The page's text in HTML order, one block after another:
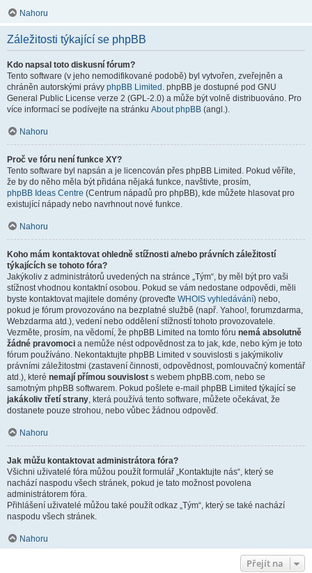
Nahoru
Záležitosti týkající se phpBB
Kdo napsal toto diskusní fórum?
Tento software (v jeho nemodifikované podobě) byl vytvořen, zveřejněn a
chráněn autorskými právy phpBB Limited . phpBB je dostupné pod GNU
General Public License verze 2 (GPL-2.0) a může být volně distribuováno. Pro
více informací se podívejte na stránku About phpBB (angl.).
Nahoru
Proč ve fóru není funkce XY?
Tento software byl napsán a je licencován přes phpBB Limited. Pokud věříte,
že by do něho měla být přidána nějaká funkce, navštivte, prosím,
phpBB Ideas Centre (Centrum nápadů pro phpBB), kde můžete hlasovat pro
existující nápady nebo navrhnout nové funkce.
Nahoru
Koho mám kontaktovat ohledně stížnosti a/nebo právních záležitostí
týkajících se tohoto fóra?
Jakýkoliv z administrátorů uvedených na stránce „Tým“, by měl být pro vaši
stížnost vhodnou kontaktní osobou. Pokud se vám nedostane odpovědi, měli
byste kontaktovat majitele domény (proveďte WHOIS vyhledávání) nebo,
pokud je fórum provozováno na bezplatné službě (např. Yahoo!, forumzdarma,
Webzdarma atd.), vedení nebo oddělení stížností tohoto provozovatele.
Vezměte, prosím, na vědomí, že phpBB Limited na tomto fóru nemá absolutně
žádné pravomoci a nemůže nést odpovědnost za to jak, kde, nebo kým je toto
fórum používáno. Nekontaktujte phpBB Limited v souvislosti s jakýmikoliv
právními záležitostmi (zastavení činnosti, odpovědnost, pomlouvačný komentář
atd.), které nemají přímou souvislost s webem phpBB.com, nebo se
samotným phpBB softwarem. Pokud pošlete e-mail phpBB Limited týkající se
jakákoliv třetí strany, která používá tento software, můžete očekávat, že
dostanete pouze strohou, nebo vůbec žádnou odpověď.
Nahoru
Jak můžu kontaktovat administrátora fóra?
Všichni uživatelé fóra můžou použít formulář „Kontaktujte nás“, který se
nachází naspodu všech stránek, pokud je tato možnost povolena
administrátorem fóra.
Přihlášení uživatelé můžou také použít odkaz „Tým“, který se také nachází
naspodu všech stránek.
Nahoru
Přejít na